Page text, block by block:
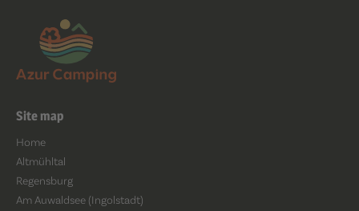
Site map
Home
Altmühltal
Regensburg
Am Auwaldsee (Ingolstadt)